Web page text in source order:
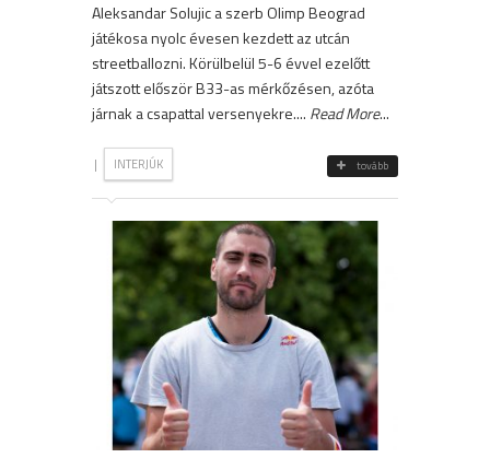
Aleksandar Solujic a szerb Olimp Beograd
játékosa nyolc évesen kezdett az utcán
streetballozni. Körülbelül 5-6 évvel ezelőtt
játszott először B33-as mérkőzésen, azóta
járnak a csapattal versenyekre.... Read More...
| INTERJÚK tovább